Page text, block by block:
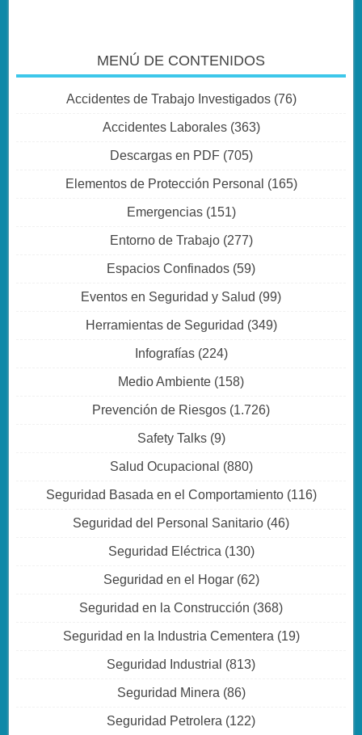
MENÚ DE CONTENIDOS
Accidentes de Trabajo Investigados(76)
Accidentes Laborales(363)
Descargas en PDF(705)
Elementos de Protección Personal (165)
Emergencias(151)
Entorno de Trabajo(277)
Espacios Confinados (59)
Eventos en Seguridad y Salud (99)
Herramientas de Seguridad (349)
Infografías(224)
Medio Ambiente (158)
Prevención de Riesgos (1.726)
Safety Talks(9)
Salud Ocupacional (880)
Seguridad Basada en el Comportamiento(116)
Seguridad del Personal Sanitario (46)
Seguridad Eléctrica (130)
Seguridad en el Hogar(62)
Seguridad en la Construcción (368)
Seguridad en la Industria Cementera (19)
Seguridad Industrial (813)
Seguridad Minera (86)
Seguridad Petrolera (122)